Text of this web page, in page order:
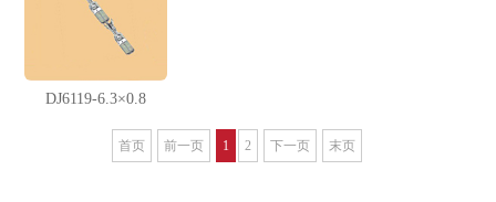
DJ6119-6.3×0.8
首页 前一页 1 2 下一页 末页